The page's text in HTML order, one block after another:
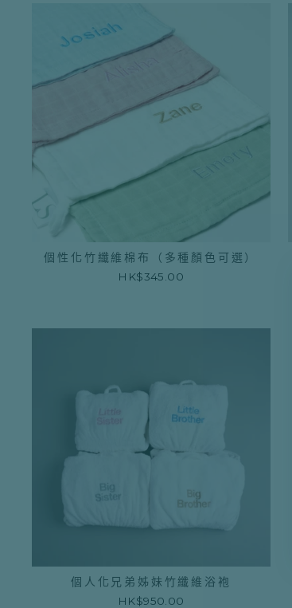
個性化竹纖維棉布（多種顏色可選）
HK$345.00
個人化兄弟姊妹竹纖維浴袍
HK$950.00